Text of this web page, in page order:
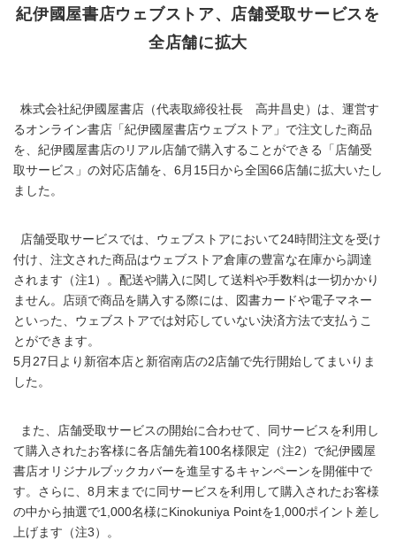
紀伊國屋書店ウェブストア、店舗受取サービスを
全店舗に拡大
株式会社紀伊國屋書店（代表取締役社長 高井昌史）は、運営す
るオンライン書店「紀伊國屋書店ウェブストア」で注文した商品
を、紀伊國屋書店のリアル店舗で購入することができる「店舗受
取サービス」の対応店舗を、6月15日から全国66店舗に拡大いたし
ました。
店舗受取サービスでは、ウェブストアにおいて24時間注文を受け
付け、注文された商品はウェブストア倉庫の豊富な在庫から調達
されます（注1）。配送や購入に関して送料や手数料は一切かかり
ません。店頭で商品を購入する際には、図書カードや電子マネー
といった、ウェブストアでは対応していない決済方法で支払うこ
とができます。
5月27日より新宿本店と新宿南店の2店舗で先行開始してまいりま
した。
また、店舗受取サービスの開始に合わせて、同サービスを利用し
て購入されたお客様に各店舗先着100名様限定（注2）で紀伊國屋
書店オリジナルブックカバーを進呈するキャンペーンを開催中で
す。さらに、8月末までに同サービスを利用して購入されたお客様
の中から抽選で1,000名様にKinokuniya Pointを1,000ポイント差し
上げます（注3）。